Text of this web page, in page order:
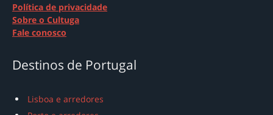
Política de privacidade
Sobre o Cultuga
Fale conosco
Destinos de Portugal
Lisboa e arredores